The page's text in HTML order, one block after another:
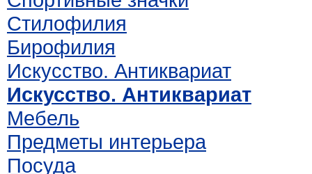
Стилофилия
Бирофилия
Искусство. Антиквариат
Искусство. Антиквариат
Мебель
Предметы интерьера
Посуда